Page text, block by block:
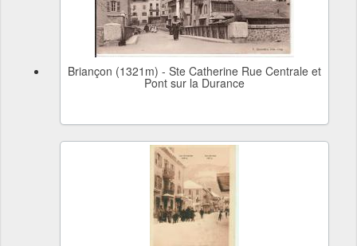
Briançon (1321m) - Ste Catherine Rue Centrale et
Pont sur la Durance